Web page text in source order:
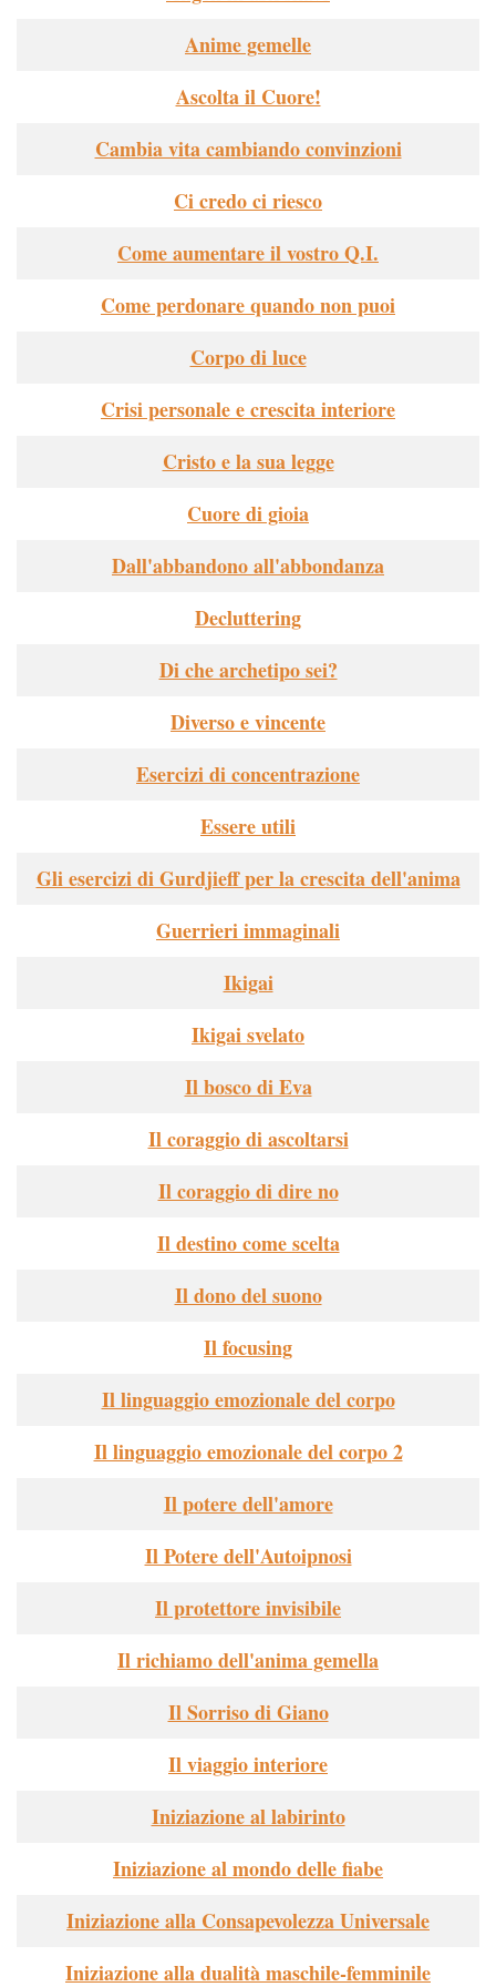
Anime gemelle
Ascolta il Cuore!
Cambia vita cambiando convinzioni
Ci credo ci riesco
Come aumentare il vostro Q.I.
Come perdonare quando non puoi
Corpo di luce
Crisi personale e crescita interiore
Cristo e la sua legge
Cuore di gioia
Dall'abbandono all'abbondanza
Decluttering
Di che archetipo sei?
Diverso e vincente
Esercizi di concentrazione
Essere utili
Gli esercizi di Gurdjieff per la crescita dell'anima
Guerrieri immaginali
Ikigai
Ikigai svelato
Il bosco di Eva
Il coraggio di ascoltarsi
Il coraggio di dire no
Il destino come scelta
Il dono del suono
Il focusing
Il linguaggio emozionale del corpo
Il linguaggio emozionale del corpo 2
Il potere dell'amore
Il Potere dell'Autoipnosi
Il protettore invisibile
Il richiamo dell'anima gemella
Il Sorriso di Giano
Il viaggio interiore
Iniziazione al labirinto
Iniziazione al mondo delle fiabe
Iniziazione alla Consapevolezza Universale
Iniziazione alla dualità maschile-femminile